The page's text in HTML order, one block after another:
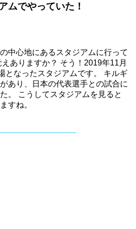
ムでやっていた！
中心地にあるスタジアムに行って
ありますか？ そう！2019年11月
となったスタジアムです。 キルギ
あり、日本の代表選手との試合に
。 こうしてスタジアムを見ると
すね。